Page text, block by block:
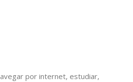
por internet, estudiar,